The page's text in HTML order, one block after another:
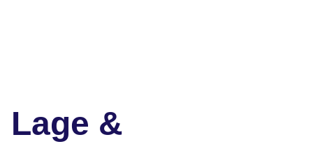
Lage &